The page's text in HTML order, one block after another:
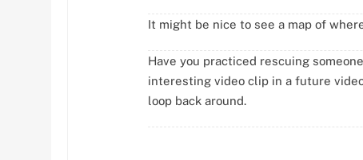
It might be nice to see a map of
Have you practiced rescuing
interesting video clip in a future
loop back around.